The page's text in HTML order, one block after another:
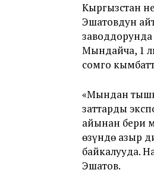
Кыргызстан
Эшатовдун
заводдорунда
Мындайча, 1
сомго
«Мындан
заттарды
айынан бери
өзүндө азыр
байкалууда.
Эшатов.